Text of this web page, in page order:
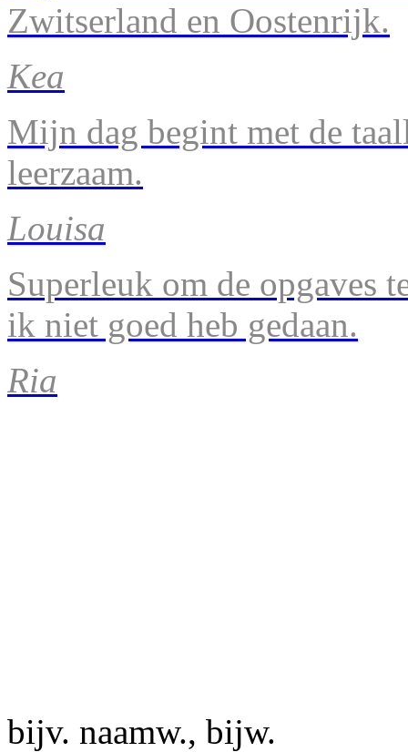
Zwitserland en Oostenrijk.
Kea
Mijn dag begint met de
leerzaam.
Louisa
Superleuk om de opgaves
ik niet goed heb gedaan.
Ria
bijv. naamw., bijw.